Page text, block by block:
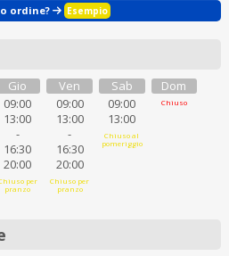
ordine? Esempio
Gio
09:00
13:00
-
16:30
20:00
per
pranzo
Ven
09:00
13:00
-
16:30
20:00
Chiuso per
pranzo
Sab
09:00
13:00
Chiuso al
pomeriggio
Dom
Chiuso